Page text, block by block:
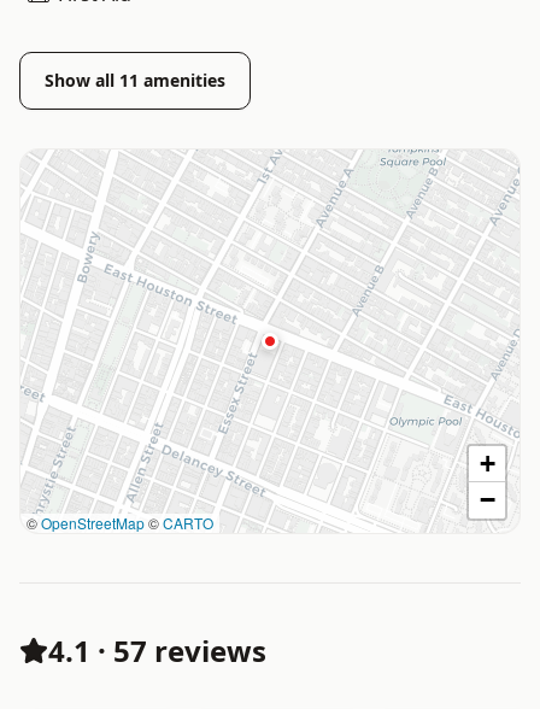
Show all 11 amenities
©OpenStreetMap©CARTO
+
−
4.1 · 57 reviews